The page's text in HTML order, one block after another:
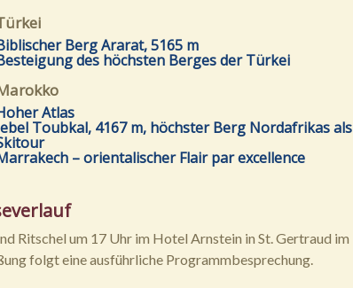
Berg Ararat, 5165 m
des höchsten Berges der Türkei
Atlas
Toubkal, 4167 m, höchster Berg Nordafrikas als
– orientalischer Flair par excellence
Ritschel um 17 Uhr im Hotel Arnstein in St. Gertraud im
folgt eine ausführliche Programmbesprechung.